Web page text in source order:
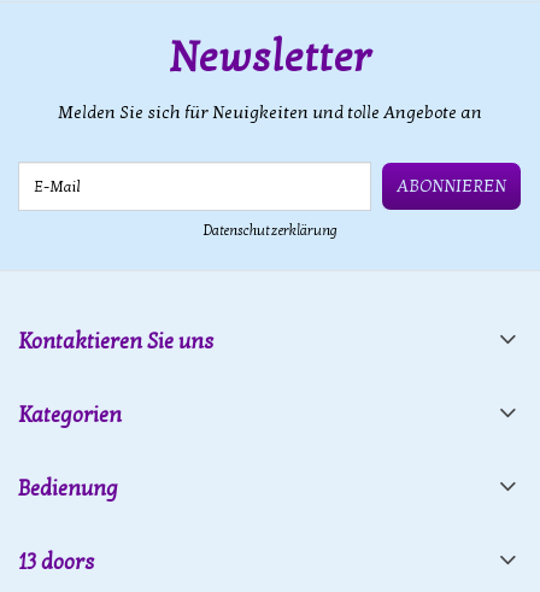
Newsletter
Melden Sie sich für Neuigkeiten und tolle Angebote an
ABONNIEREN
Datenschutzerklärung
Kontaktieren Sie uns
Kategorien
Bedienung
13 doors